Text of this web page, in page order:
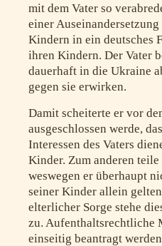
mit dem Vater so
einer
Kindern in ein deutsches
ihren Kindern. Der Vater
dauerhaft in die Ukraine
gegen sie erwirken.
Damit scheiterte er vor
ausgeschlossen werde,
Interessen des Vaters
Kinder. Zum anderen
weswegen er überhaupt
seiner Kinder allein
elterlicher Sorge stehe
zu. Aufenthaltsrechtliche
einseitig beantragt